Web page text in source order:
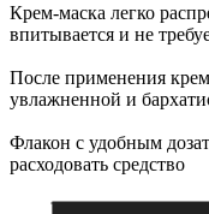
Крем-маска легко
впитывается и не
После применения
увлажненной и
Флакон с удобным
расходовать средство